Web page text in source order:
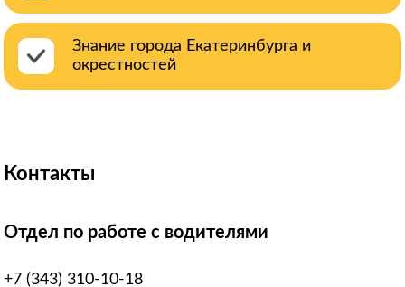
Знание города Екатеринбурга и
окрестностей
Контакты
Отдел по работе с водителями
+7 (343) 310-10-18